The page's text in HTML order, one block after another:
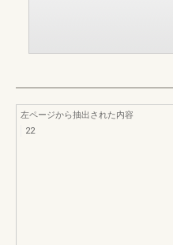
左ページから抽出された内容
22